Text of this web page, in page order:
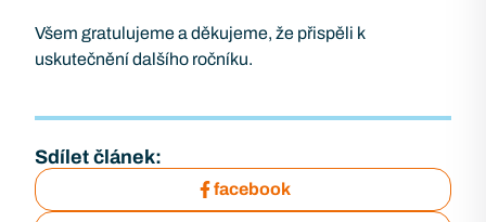
Všem gratulujeme a děkujeme, že přispěli k
uskutečnění dalšího ročníku.
Sdílet článek:
facebook